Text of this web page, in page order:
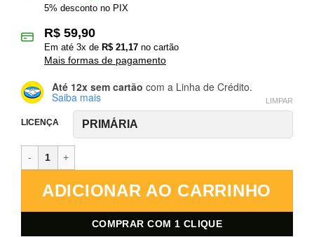
5% desconto no PIX
R$ 59,90
Em até 3x de R$ 21,17 no cartão
Mais formas de pagamento
Até 12x sem cartão com a Linha de Crédito.
Saiba mais
LICENÇA
LIMPAR
ADICIONAR AO CARRINHO
COMPRAR COM 1 CLIQUE